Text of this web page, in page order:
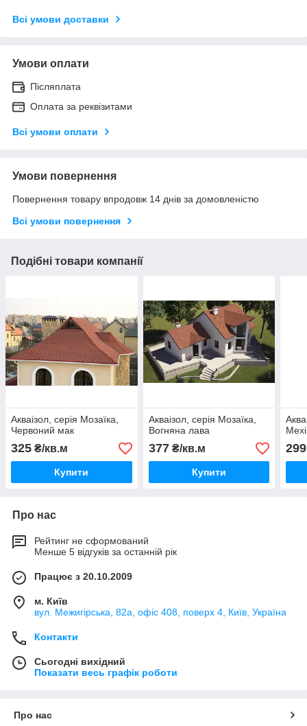
Всі умови доставки
Умови оплати
Післяплата
Оплата за реквізитами
Всі умови оплати
Умови повернення
Повернення товару впродовж 14 днів за домовленістю
Всі умови повернення
Подібні товари компанії
Акваізол, серія Мозаїка,
Червоний мак
325 ₴/кв.м
Купити
Акваізол, серія Мозаїка,
Вогняна лава
377₴/кв.м
Купити
299
Про нас
Рейтинг не сформований
Менше 5 відгуків за останній рік
Працює з 20.10.2009
м. Київ
вул. Межигірська, 82а, офіс 408, поверх 4, Київ, Україна
Контакти
Сьогодні вихідний
Показати весь графік роботи
Про нас